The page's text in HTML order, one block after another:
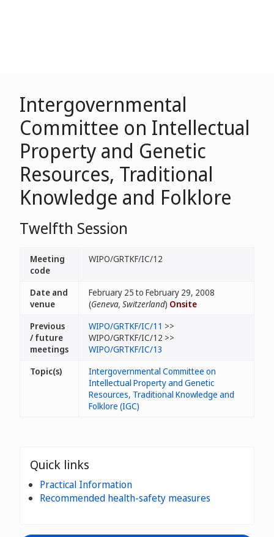
Intergovernmental
Committee on Intellectual
Property and Genetic
Resources, Traditional
Knowledge and Folklore
Twelfth Session
Meeting
code
WIPO/GRTKF/IC/12
Date and
venue
February 25 to February 29, 2008
(Geneva, Switzerland) Onsite
Previous
/ future
meetings
WIPO/GRTKF/IC/11 >>
WIPO/GRTKF/IC/12 >>
WIPO/GRTKF/IC/13
Topic(s)
Intergovernmental Committee on
Intellectual Property and Genetic
Resources, Traditional Knowledge and
Folklore (IGC)
Quick links
Practical Information
Recommended health-safety measures